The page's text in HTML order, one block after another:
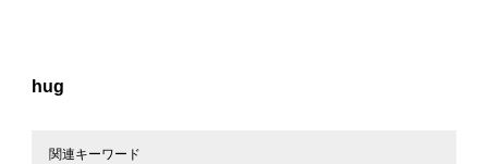
hug
関連キーワード